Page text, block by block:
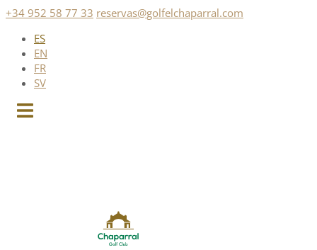
Saltar
contenido
+34 952 58 77 33 reservas@golfelchaparral.com
ES
EN
FR
SV